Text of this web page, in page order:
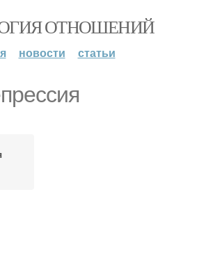
ОТНОШЕНИЙ
новости статьи